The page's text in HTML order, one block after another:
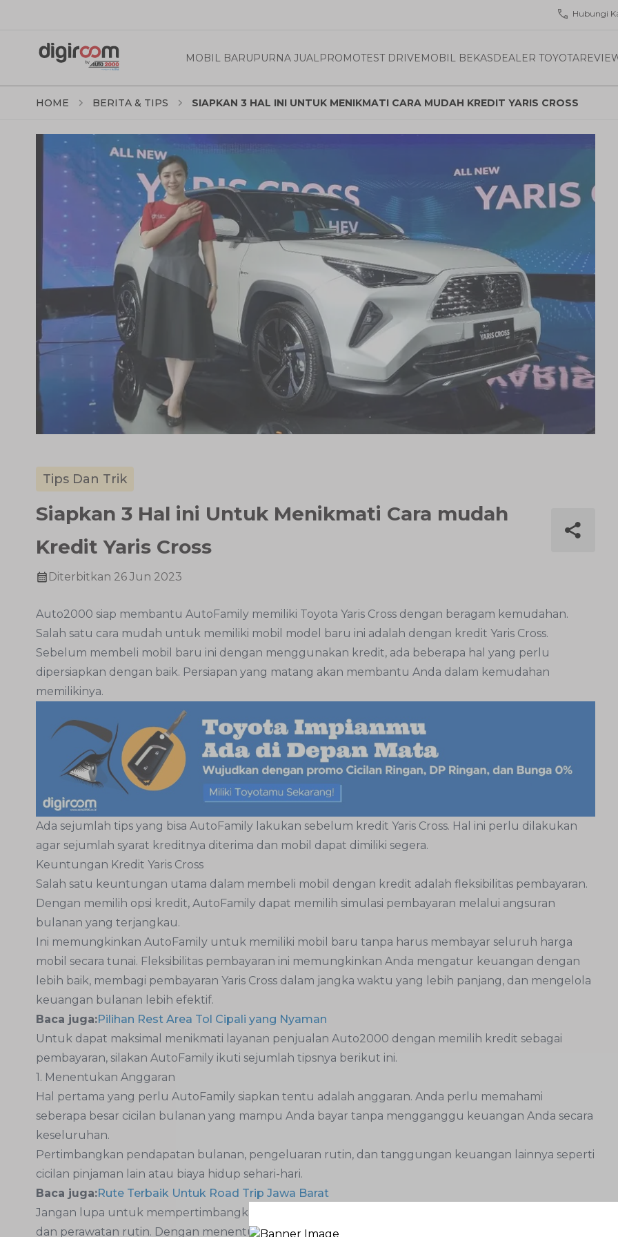
Hubungi
MOBIL BARUPURNA JUAL PROMOTEST DRIVEMOBIL BEKASDEALER TOYOTA
HOME BERITA & TIPS SIAPKAN 3 HAL INI UNTUK MENIKMATI CARA MUDAH KREDIT YARIS CROSS
Tips Dan Trik
Siapkan 3 Hal ini Untuk Menikmati Cara mudah
Kredit Yaris Cross
Diterbitkan 26 Jun 2023
Auto2000 siap membantu AutoFamily memiliki Toyota Yaris Cross dengan beragam kemudahan.
Salah satu cara mudah untuk memiliki mobil model baru ini adalah dengan kredit Yaris Cross.
Sebelum membeli mobil baru ini dengan menggunakan kredit, ada beberapa hal yang perlu
dipersiapkan dengan baik. Persiapan yang matang akan membantu Anda dalam kemudahan
memilikinya.
Ada sejumlah tips yang bisa AutoFamily lakukan sebelum kredit Yaris Cross. Hal ini perlu dilakukan
agar sejumlah syarat kreditnya diterima dan mobil dapat dimiliki segera.
Keuntungan Kredit Yaris Cross
Salah satu keuntungan utama dalam membeli mobil dengan kredit adalah fleksibilitas pembayaran.
Dengan memilih opsi kredit, AutoFamily dapat memilih simulasi pembayaran melalui angsuran
bulanan yang terjangkau.
Ini memungkinkan AutoFamily untuk memiliki mobil baru tanpa harus membayar seluruh harga
mobil secara tunai. Fleksibilitas pembayaran ini memungkinkan Anda mengatur keuangan dengan
lebih baik, membagi pembayaran Yaris Cross dalam jangka waktu yang lebih panjang, dan mengelola
keuangan bulanan lebih efektif.
Baca juga:Pilihan Rest Area Tol Cipali yang Nyaman
Untuk dapat maksimal menikmati layanan penjualan Auto2000 dengan memilih kredit sebagai
pembayaran, silakan AutoFamily ikuti sejumlah tipsnya berikut ini.
1. Menentukan Anggaran
Hal pertama yang perlu AutoFamily siapkan tentu adalah anggaran. Anda perlu memahami
seberapa besar cicilan bulanan yang mampu Anda bayar tanpa mengganggu keuangan Anda secara
keseluruhan.
Pertimbangkan pendapatan bulanan, pengeluaran rutin, dan tanggungan keuangan lainnya seperti
cicilan pinjaman lain atau biaya hidup sehari-hari.
Baca juga:Rute Terbaik Untuk Road Trip Jawa Barat
Jangan lupa untuk mempertimbangkan biaya-biaya tambahan seperti asuransi mobil, bahan bakar,
dan perawatan rutin. Dengan menentukan anggaran yang realistis, AutoFamily dapat lebih percaya